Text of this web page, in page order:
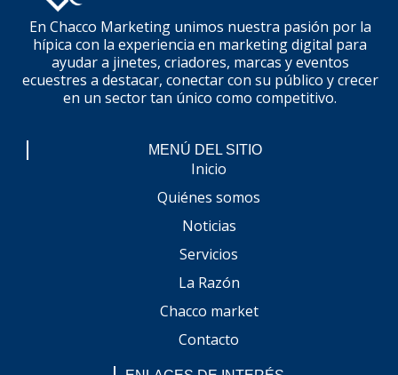
En Chacco Marketing unimos nuestra pasión por la
hípica con la experiencia en marketing digital para
ayudar a jinetes, criadores, marcas y eventos
ecuestres a destacar, conectar con su público y crecer
en un sector tan único como competitivo.
MENÚ DEL SITIO
Inicio
Quiénes somos
Noticias
Servicios
La Razón
Chacco market
Contacto